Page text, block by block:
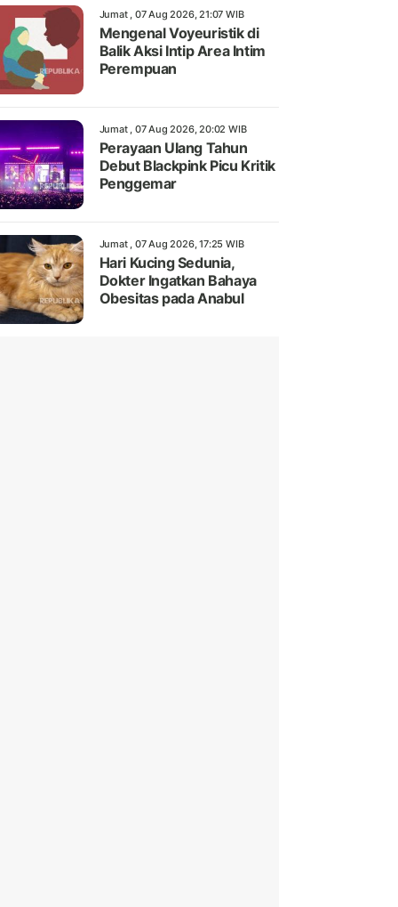
Jumat , 07 Aug 2026, 21:07 WIB
Mengenal Voyeuristik di
Balik Aksi Intip Area Intim
Perempuan
Jumat , 07 Aug 2026, 20:02 WIB
Perayaan Ulang Tahun
Debut Blackpink Picu Kritik
Penggemar
Jumat , 07 Aug 2026, 17:25 WIB
Hari Kucing Sedunia,
Dokter Ingatkan Bahaya
Obesitas pada Anabul